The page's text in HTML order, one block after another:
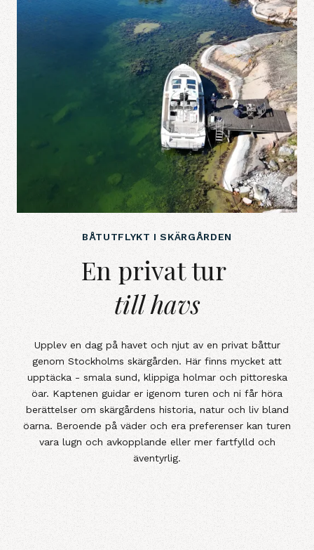
BÅTUTFLYKT I SKÄRGÅRDEN
En privat tur&nbsp;till havs
En privat tur
till havs
Upplev en dag på havet och njut av en privat båttur
genom Stockholms skärgården. Här finns mycket att
upptäcka - smala sund, klippiga holmar och pittoreska
öar. Kaptenen guidar er igenom turen och ni får höra
berättelser om skärgårdens historia, natur och liv bland
öarna. Beroende på väder och era preferenser kan turen
vara lugn och avkopplande eller mer fartfylld och
äventyrlig.